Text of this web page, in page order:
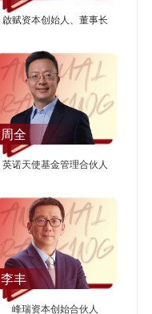
啟赋资本创始人、董事长
周全
英诺天使基金管理合伙人
李丰
峰瑞资本创始合伙人